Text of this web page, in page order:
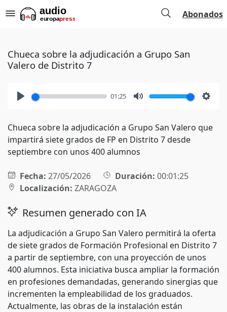
Abonados
Chueca sobre la adjudicación a Grupo San
Valero de Distrito 7
01:25
Chueca sobre la adjudicación a Grupo San Valero que
impartirá siete grados de FP en Distrito 7 desde
septiembre con unos 400 alumnos
Fecha: 27/05/2026 Duración: 00:01:25
Localización: ZARAGOZA
Resumen generado con IA
La adjudicación a Grupo San Valero permitirá la oferta
de siete grados de Formación Profesional en Distrito 7
a partir de septiembre, con una proyección de unos
400 alumnos. Esta iniciativa busca ampliar la formación
en profesiones demandadas, generando sinergias que
incrementen la empleabilidad de los graduados.
Actualmente, las obras de la instalación están